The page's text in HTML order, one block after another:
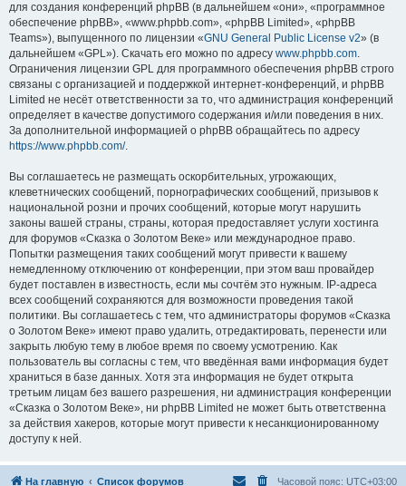
для создания конференций phpBB (в дальнейшем «они», «программное
обеспечение phpBB», «www.phpbb.com», «phpBB Limited», «phpBB
Teams»), выпущенного по лицензии «GNU General Public License v2» (в
дальнейшем «GPL»). Скачать его можно по адресу www.phpbb.com.
Ограничения лицензии GPL для программного обеспечения phpBB строго
связаны с организацией и поддержкой интернет-конференций, и phpBB
Limited не несёт ответственности за то, что администрация конференций
определяет в качестве допустимого содержания и/или поведения в них.
За дополнительной информацией о phpBB обращайтесь по адресу
https://www.phpbb.com/.
Вы соглашаетесь не размещать оскорбительных, угрожающих,
клеветнических сообщений, порнографических сообщений, призывов к
национальной розни и прочих сообщений, которые могут нарушить
законы вашей страны, страны, которая предоставляет услуги хостинга
для форумов «Сказка о Золотом Веке» или международное право.
Попытки размещения таких сообщений могут привести к вашему
немедленному отключению от конференции, при этом ваш провайдер
будет поставлен в известность, если мы сочтём это нужным. IP-адреса
всех сообщений сохраняются для возможности проведения такой
политики. Вы соглашаетесь с тем, что администраторы форумов «Сказка
о Золотом Веке» имеют право удалить, отредактировать, перенести или
закрыть любую тему в любое время по своему усмотрению. Как
пользователь вы согласны с тем, что введённая вами информация будет
храниться в базе данных. Хотя эта информация не будет открыта
третьим лицам без вашего разрешения, ни администрация конференции
«Сказка о Золотом Веке», ни phpBB Limited не может быть ответственна
за действия хакеров, которые могут привести к несанкционированному
доступу к ней.
На главную Список форумов Часовой пояс: UTC+03:00